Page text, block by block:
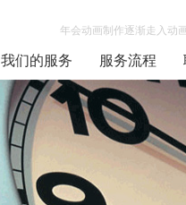
年会动画制作逐渐走入动
我们的服务 服务流程